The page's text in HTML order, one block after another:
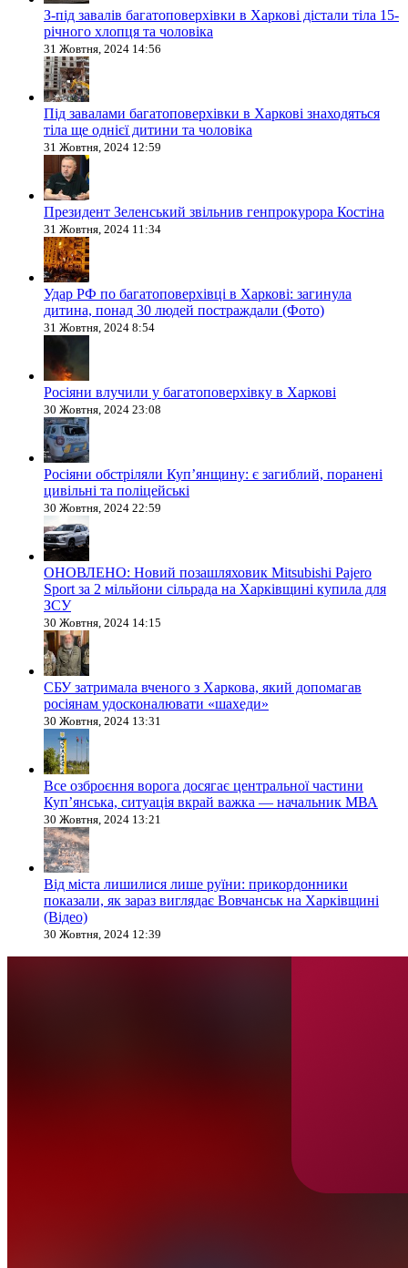
З-під завалів багатоповерхівки в Харкові дістали тіла 15-
річного хлопця та чоловіка
31 Жовтня, 2024 14:56
Під завалами багатоповерхівки в Харкові знаходяться
тіла ще однієї дитини та чоловіка
31 Жовтня, 2024 12:59
Президент Зеленський звільнив генпрокурора Костіна
31 Жовтня, 2024 11:34
Удар РФ по багатоповерхівці в Харкові: загинула
дитина, понад 30 людей постраждали (Фото)
31 Жовтня, 2024 8:54
Росіяни влучили у багатоповерхівку в Харкові
30 Жовтня, 2024 23:08
Росіяни обстріляли Купʼянщину: є загиблий, поранені
цивільні та поліцейські
30 Жовтня, 2024 22:59
ОНОВЛЕНО: Новий позашляховик Mitsubishi Pajero
Sport за 2 мільйони сільрада на Харківщині купила для
ЗСУ
30 Жовтня, 2024 14:15
СБУ затримала вченого з Харкова, який допомагав
росіянам удосконалювати «шахеди»
30 Жовтня, 2024 13:31
Все озброєння ворога досягає центральної частини
Куп’янська, ситуація вкрай важка — начальник МВА
30 Жовтня, 2024 13:21
Від міста лишилися лише руїни: прикордонники
показали, як зараз виглядає Вовчанськ на Харківщині
(Відео)
30 Жовтня, 2024 12:39